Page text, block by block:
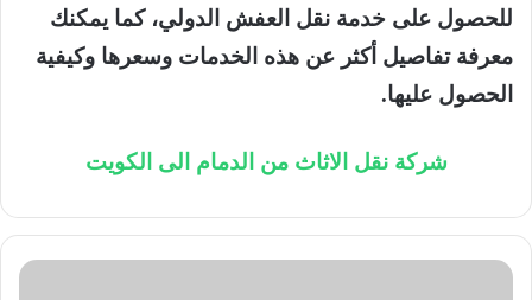
للحصول على خدمة نقل العفش الدولي، كما يمكنك
معرفة تفاصيل أكثر عن هذه الخدمات وسعرها وكيفية
الحصول عليها.
شركة نقل الاثاث من الدمام الى الكويت
ش